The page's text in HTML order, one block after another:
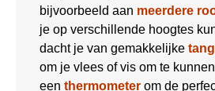
bijvoorbeeld aan meerdere
je op verschillende hoogtes
dacht je van gemakkelijke
om je vlees of vis om te
een thermometer om de